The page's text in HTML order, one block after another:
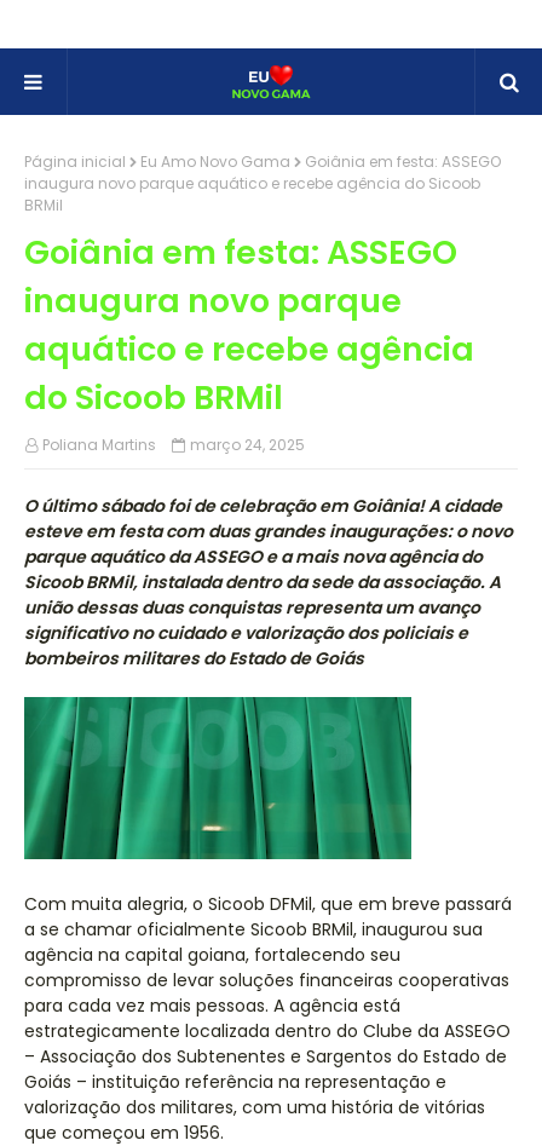
Página inicial Eu Amo Novo Gama
Goiânia em festa: ASSEGO
inaugura novo parque aquático e recebe agência do Sicoob
BRMil
Goiânia em festa: ASSEGO
inaugura novo parque
aquático e recebe agência
do Sicoob BRMil
Poliana Martins março 24, 2025
O último sábado foi de celebração em Goiânia! A cidade
esteve em festa com duas grandes inaugurações: o novo
parque aquático da ASSEGO e a mais nova agência do
Sicoob BRMil, instalada dentro da sede da associação. A
união dessas duas conquistas representa um avanço
significativo no cuidado e valorização dos policiais e
bombeiros militares do Estado de Goiás
Com muita alegria, o Sicoob DFMil, que em breve passará
a se chamar oficialmente Sicoob BRMil, inaugurou sua
agência na capital goiana, fortalecendo seu
compromisso de levar soluções financeiras cooperativas
para cada vez mais pessoas. A agência está
estrategicamente localizada dentro do Clube da ASSEGO
– Associação dos Subtenentes e Sargentos do Estado de
Goiás – instituição referência na representação e
valorização dos militares, com uma história de vitórias
que começou em 1956.